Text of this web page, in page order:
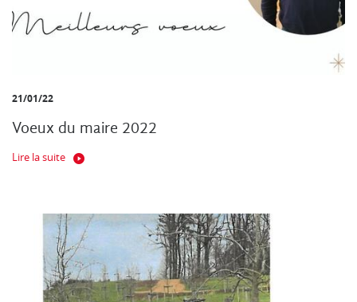
21/01/22
Voeux du maire 2022
Lire la suite